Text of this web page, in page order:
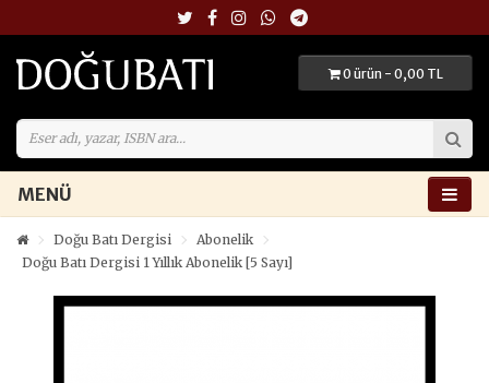
0 ürün - 0,00 TL
MENÜ
Doğu Batı Dergisi
Abonelik
Doğu Batı Dergisi 1 Yıllık Abonelik [5 Sayı]